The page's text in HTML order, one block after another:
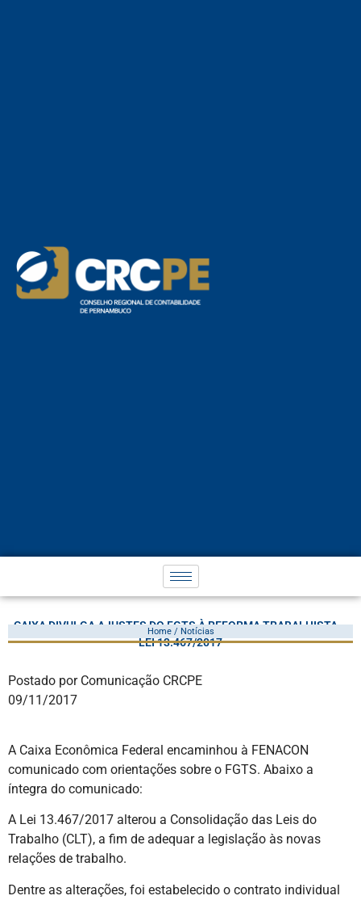
CAIXA DIVULGA AJUSTES DO FGTS À REFORMA TRABALHISTA –
LEI 13.467/2017
Home / Notícias
Postado por Comunicação CRCPE
09/11/2017
A Caixa Econômica Federal encaminhou à FENACON
comunicado com orientações sobre o FGTS. Abaixo a
íntegra do comunicado:
A Lei 13.467/2017 alterou a Consolidação das Leis do
Trabalho (CLT), a fim de adequar a legislação às novas
relações de trabalho.
Dentre as alterações, foi estabelecido o contrato individual